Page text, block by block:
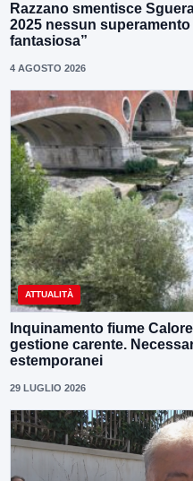
Razzano smentisce
2025 nessun
fantasiosa”
4 AGOSTO 2026
ATTUALITÀ
Inquinamento fiume
gestione carente.
estemporanei
29 LUGLIO 2026